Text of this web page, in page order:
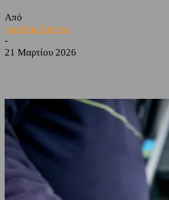
Από
sporting24news
-
21 Μαρτίου 2026